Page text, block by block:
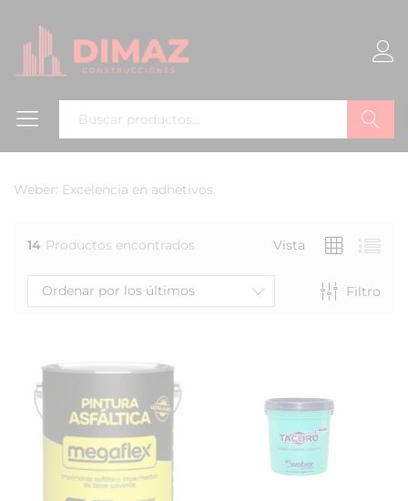
Buscar
Weber: Excelencia en adhetivos.
14 Productos encontrados Vista
Filtro
Ordenar por los últimos